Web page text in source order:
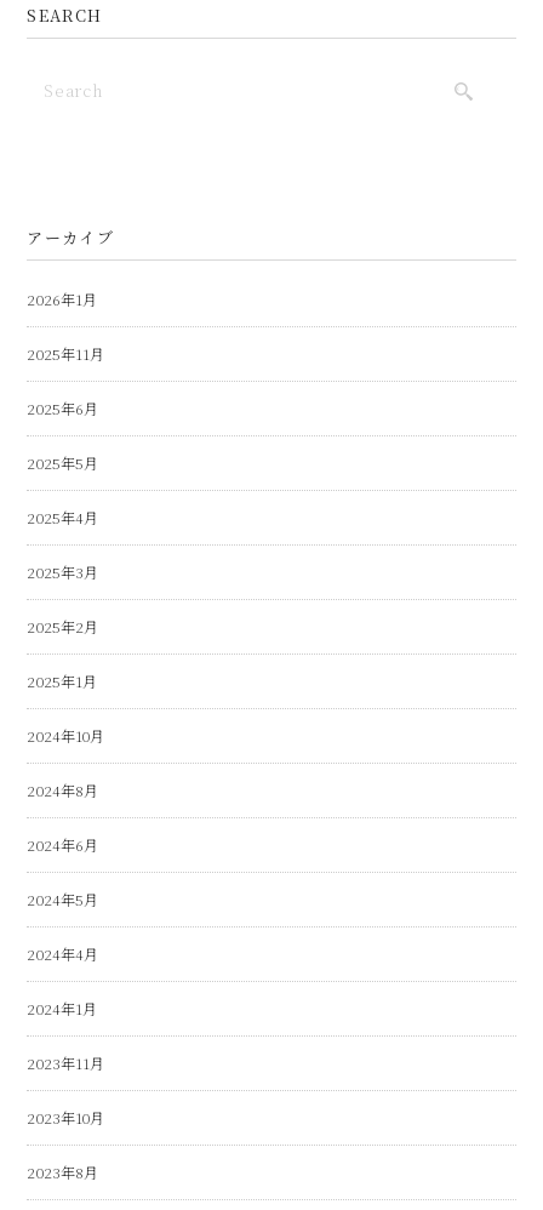
SEARCH
アーカイブ
2026年1月
2025年11月
2025年6月
2025年5月
2025年4月
2025年3月
2025年2月
2025年1月
2024年10月
2024年8月
2024年6月
2024年5月
2024年4月
2024年1月
2023年11月
2023年10月
2023年8月